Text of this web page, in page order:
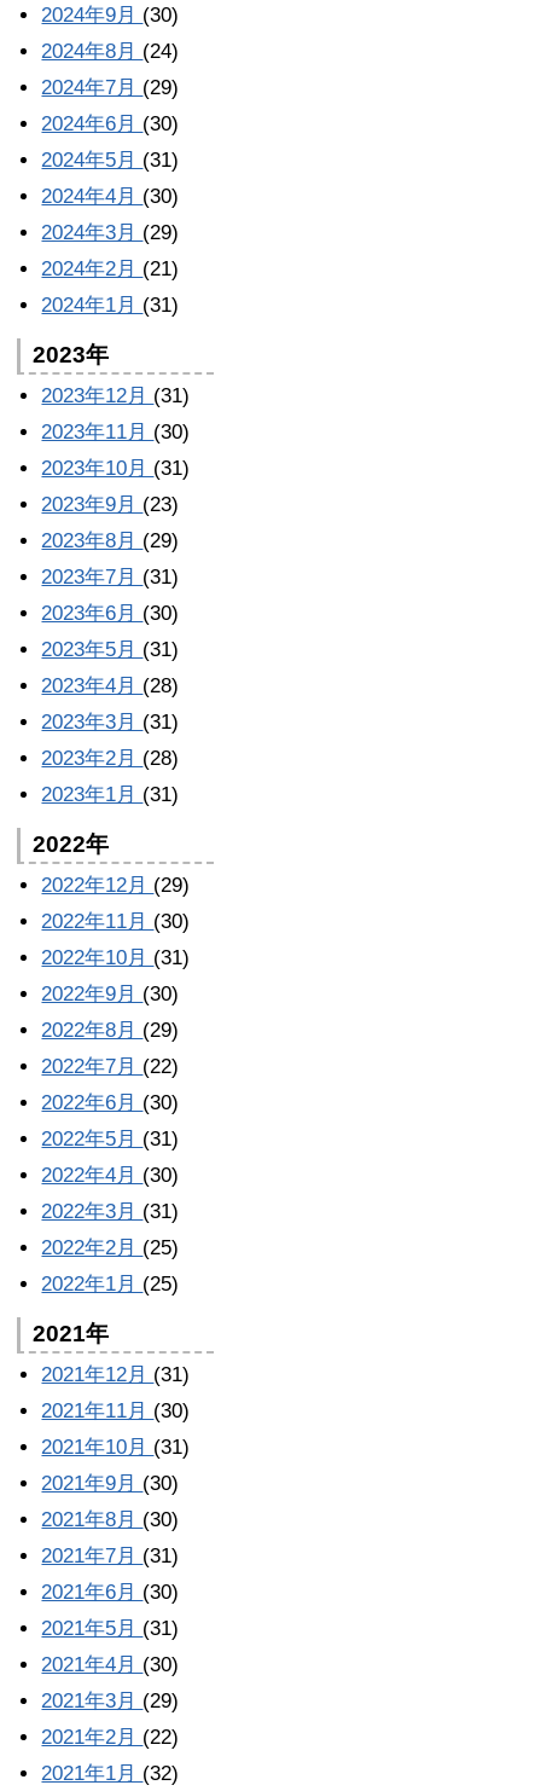
2024年9月 (30)
2024年8月 (24)
2024年7月 (29)
2024年6月 (30)
2024年5月 (31)
2024年4月 (30)
2024年3月 (29)
2024年2月 (21)
2024年1月 (31)
2023年
2023年12月 (31)
2023年11月 (30)
2023年10月 (31)
2023年9月 (23)
2023年8月 (29)
2023年7月 (31)
2023年6月 (30)
2023年5月 (31)
2023年4月 (28)
2023年3月 (31)
2023年2月 (28)
2023年1月 (31)
2022年
2022年12月 (29)
2022年11月 (30)
2022年10月 (31)
2022年9月 (30)
2022年8月 (29)
2022年7月 (22)
2022年6月 (30)
2022年5月 (31)
2022年4月 (30)
2022年3月 (31)
2022年2月 (25)
2022年1月 (25)
2021年
2021年12月 (31)
2021年11月 (30)
2021年10月 (31)
2021年9月 (30)
2021年8月 (30)
2021年7月 (31)
2021年6月 (30)
2021年5月 (31)
2021年4月 (30)
2021年3月 (29)
2021年2月 (22)
2021年1月 (32)